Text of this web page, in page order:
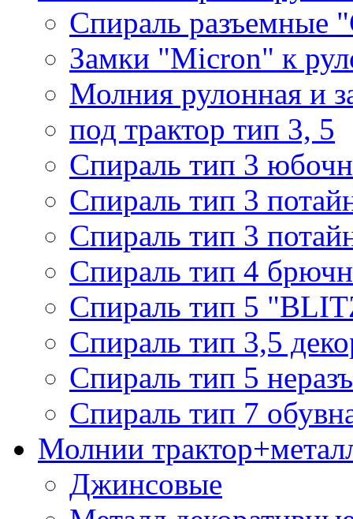
Спираль разъемные
Замки "Micron" к
Молния рулонная и
под трактор тип 3, 5
Спираль тип 3
Спираль тип 3
Спираль тип 3
Спираль тип 4
Спираль тип 5
Спираль тип 3,5
Спираль тип 5
Спираль тип 7
Молнии
Джинсовые